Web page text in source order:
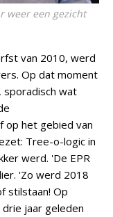
weer een gezicht
van 2010, werd
Op dat moment
sporadisch wat
op het gebied van
Tree-o-logic in
werd. 'De EPR
'Zo werd 2018
stilstaan! Op
jaar geleden